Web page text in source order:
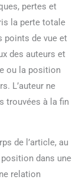
pertes et
la perte totale
points de vue et
des auteurs et
ou la position
L’auteur ne
trouvées à la fin
de l’article, au
position dans une
relation